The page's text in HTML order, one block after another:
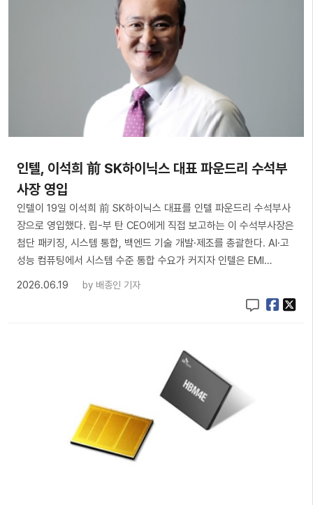
인텔, 이석희 前 SK하이닉스 대표 파운드리 수석부
사장 영입
인텔이 19일 이석희 前 SK하이닉스 대표를 인텔 파운드리 수석부사
장으로 영입했다. 립-부 탄 CEO에게 직접 보고하는 이 수석부사장은
첨단 패키징, 시스템 통합, 백엔드 기술 개발·제조를 총괄한다. AI·고
성능 컴퓨팅에서 시스템 수준 통합 수요가 커지자 인텔은 EMI…
2026.06.19
by 배종인 기자